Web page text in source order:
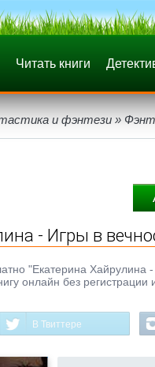
Читать книги
и фэнтези »
- Игры в
"Екатерина
онлайн без
В Твиттере